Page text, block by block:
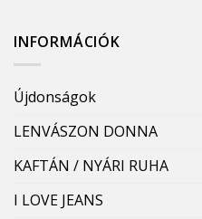
INFORMÁCIÓK
Újdonságok
LENVÁSZON DONNA
KAFTÁN / NYÁRI RUHA
I LOVE JEANS